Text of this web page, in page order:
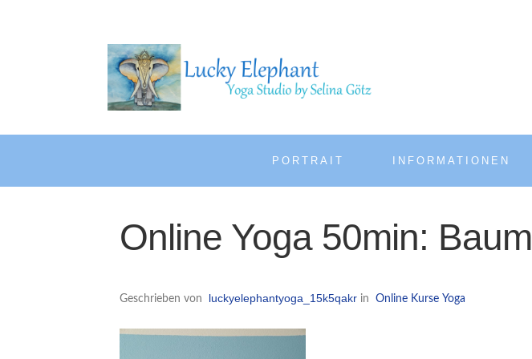
PORTRAIT INFORMATIONEN
Online Yoga 50min: Baum
Geschrieben von luckyelephantyoga_15k5qakr in Online Kurse Yoga